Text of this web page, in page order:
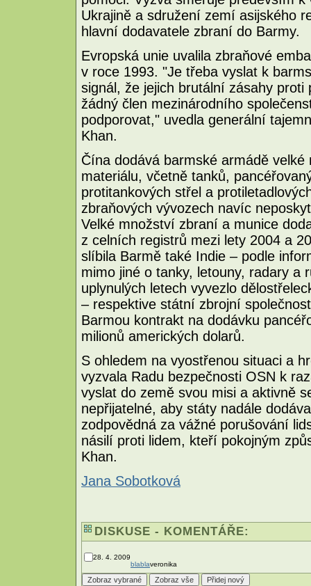
Ukrajině a sdružení zemí asijského
hlavní dodavatele zbraní do Barmy.
Evropská unie uvalila zbraňové
v roce 1993. "Je třeba vyslat k
signál, že jejich brutální zásahy
žádný člen mezinárodního
podporovat," uvedla generální
Khan.
Čína dodává barmské armádě
materiálu, včetně tanků,
protitankových střel a
zbraňových vývozech navíc
Velké množství zbraní a munice
z celních registrů mezi lety 2004 a
slíbila Barmě také Indie – podle
mimo jiné o tanky, letouny, radary a
uplynulých letech vyvezlo
– respektive státní zbrojní
Barmou kontrakt na dodávku
milionů amerických dolarů.
S ohledem na vyostřenou situaci a
vyzvala Radu bezpečnosti OSN k
vyslat do země svou misi a aktivně
nepřijatelné, aby státy nadále
zodpovědná za vážné porušování
násilí proti lidem, kteří pokojným
Khan.
Jana Sobotková
DISKUSE - KOMENTÁŘE:
28. 4. 2009
blablaveronika